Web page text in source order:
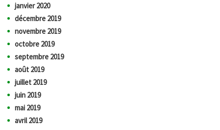
janvier 2020
décembre 2019
novembre 2019
octobre 2019
septembre 2019
août 2019
juillet 2019
juin 2019
mai 2019
avril 2019